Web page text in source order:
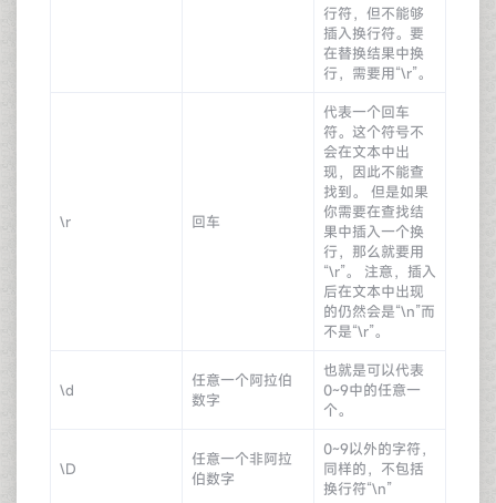
行符，但不能够
插入换行符。要
在替换结果中换
行，需要用“\r”。
\r 回车
代表一个回车
符。这个符号不
会在文本中出
现，因此不能查
找到。 但是如果
你需要在查找结
果中插入一个换
行，那么就要用
“\r”。 注意，插入
后在文本中出现
的仍然会是“\n”而
不是“\r”。
\d
任意一个阿拉伯
数字
也就是可以代表
0~9中的任意一
个。
\D
任意一个非阿拉
伯数字
0~9以外的字符，
同样的，不包括
换行符“\n”